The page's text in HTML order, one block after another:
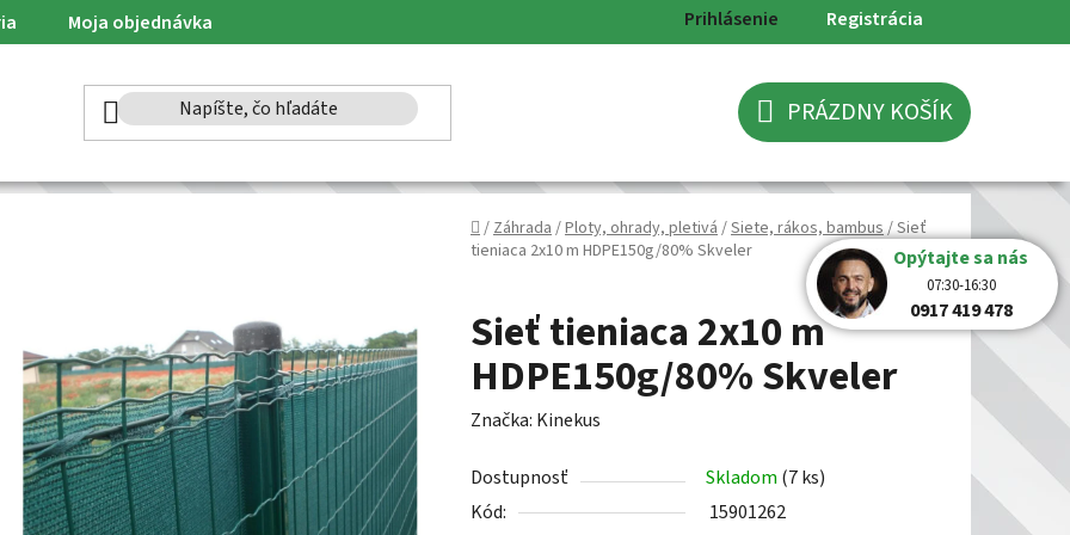
Moja objednávka Prihlásenie Registrácia
NÁKUPNÝ
KOŠÍK
PRÁZDNY KOŠÍK
Domov
/Záhrada/Ploty, ohrady, pletivá/Siete, rákos, bambus/Sieť
tieniaca 2x10 m HDPE150g/80% Skveler
Sieť tieniaca 2x10 m
HDPE150g/80% Skveler
Značka: Kinekus
Dostupnosť Skladom (7 ks)
Kód:
15901262
Opýtajte sa nás
07:30-16:30
0917 419 478